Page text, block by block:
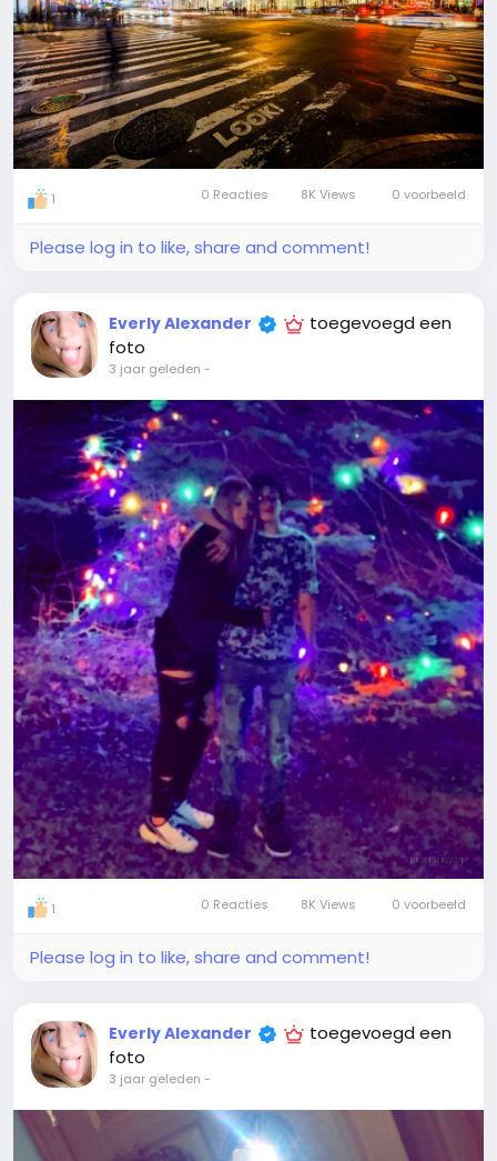
1 0 Reacties 8K Views 0 voorbeeld
Please log in to like, share and comment!
Everly Alexander
toegevoegd een
foto
3 jaar geleden -
1 0 Reacties 8K Views 0 voorbeeld
Please log in to like, share and comment!
Everly Alexander
toegevoegd een
foto
3 jaar geleden -